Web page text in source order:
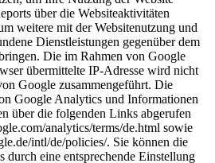
über die Websiteaktivitäten
weitere mit der Websitenutzung und
Dienstleistungen gegenüber dem
Die im Rahmen von Google
übermittelte IP-Adresse wird nicht
Google zusammengeführt. Die
Google Analytics und Informationen
über die folgenden Links abgerufen
analytics/terms/de.html sowie
intl/de/policies/. Sie können die
durch eine entsprechende Einstellung